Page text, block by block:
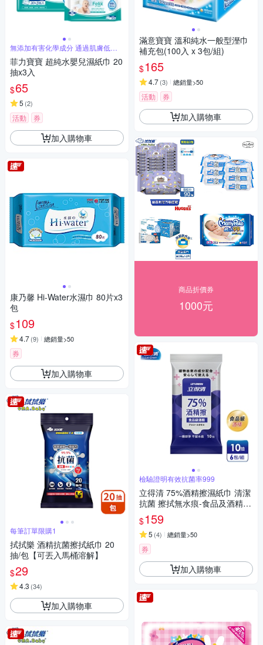
無添加有害化學成分 通過肌膚低刺
激性測試
菲力寶寶 超純水嬰兒濕紙巾 20
抽x3入
$65
5 (2)
活動 券
加入購物車
康乃馨 Hi-Water水濕巾 80片x3
包
$109
4.7(9) 總銷量>50
券
加入購物車
每筆訂單限購1
拭拭樂 酒精抗菌擦拭紙巾 20
抽/包【可丟入馬桶溶解】
$29
4.3 (34)
加入購物車
滿意寶寶 溫和純水一般型溼巾
補充包(100入 x 3包/組)
$165
4.7(3) 總銷量>50
活動 券
加入購物車
商品折價券
1000元
檢驗證明有效抗菌率999
立得清 75%酒精擦濕紙巾 清潔
抗菌 擦拭無水痕-食品及酒精(1
0抽x6包)
$159
5 (4) 總銷量>50
券
加入購物車